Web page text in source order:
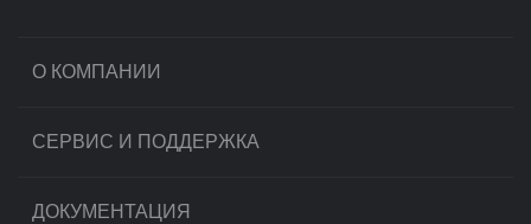
О КОМПАНИИ
СЕРВИС И ПОДДЕРЖКА
ДОКУМЕНТАЦИЯ